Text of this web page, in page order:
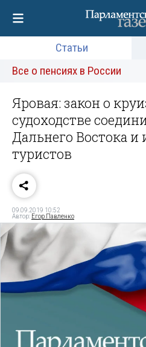
Статьи
Все о пенсиях в России
Яровая: закон о
судоходстве
Дальнего Востока и
туристов
09.09.2019 10:52
Автор: Егор Павленко